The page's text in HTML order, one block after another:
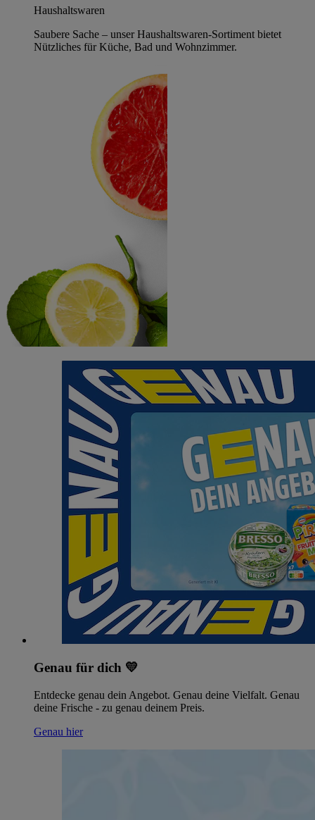
Haushaltswaren
Saubere Sache – unser Haushaltswaren-Sortiment bietet
Nützliches für Küche, Bad und Wohnzimmer.
Genau für dich 💛
Entdecke genau dein Angebot. Genau deine Vielfalt. Genau
deine Frische - zu genau deinem Preis.
Genau hier